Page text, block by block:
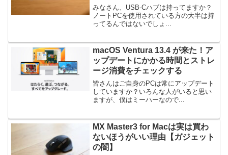
みた
みなさん、USB-Cハブは持ってますか？
ノートPCを使用されている方の大半は持
ってるんではないでしょ...
macOS Ventura 13.4 が来た！ア
ップデートにかかる時間とストレ
ージ消費をチェックする
皆さんはご自身のPCは常にアップデート
していますか？いろんな人がいると思い
ますが、僕はミーハーなので...
MX Master3 for Macは実は買わ
ないほうがいい理由【ガジェット
の闇】